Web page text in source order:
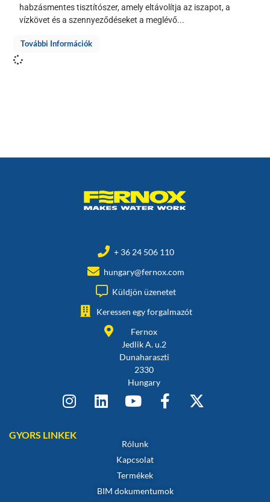
habzásmentes tisztítószer, amely eltávolítja az iszapot, a
vízkövet és a szennyeződéseket a meglévő...
További Információk
+ 36 24 506 110
hungary@fernox.com
Küldjön üzenetet
Keressen egy forgalmazót
Fernox
Jedlik A. u.2
Dunaharaszti
2330
Hungary
GYORS LINKEK
Rólunk
Kapcsolat
Termékek
BIM dokumentumok